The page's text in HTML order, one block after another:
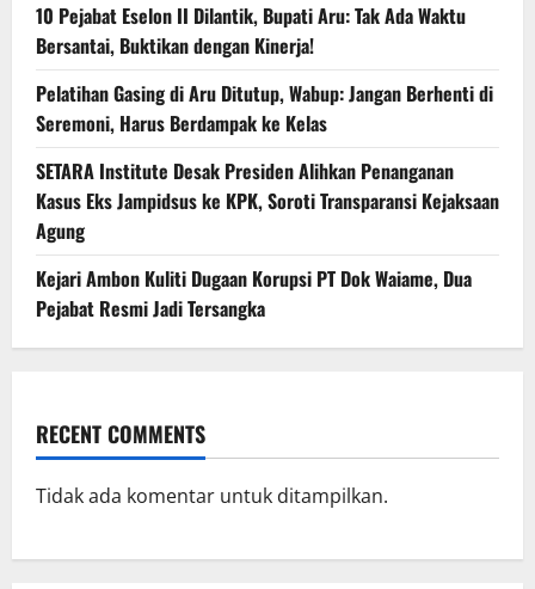
10 Pejabat Eselon II Dilantik, Bupati Aru: Tak Ada Waktu
Bersantai, Buktikan dengan Kinerja!
Pelatihan Gasing di Aru Ditutup, Wabup: Jangan Berhenti di
Seremoni, Harus Berdampak ke Kelas
SETARA Institute Desak Presiden Alihkan Penanganan
Kasus Eks Jampidsus ke KPK, Soroti Transparansi Kejaksaan
Agung
Kejari Ambon Kuliti Dugaan Korupsi PT Dok Waiame, Dua
Pejabat Resmi Jadi Tersangka
RECENT COMMENTS
Tidak ada komentar untuk ditampilkan.